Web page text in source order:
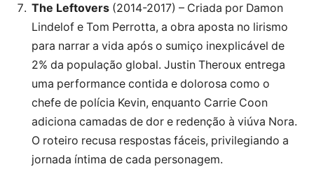
The Leftovers (2014-2017) – Criada por Damon
Lindelof e Tom Perrotta, a obra aposta no lirismo
para narrar a vida após o sumiço inexplicável de
2% da população global. Justin Theroux entrega
uma performance contida e dolorosa como o
chefe de polícia Kevin, enquanto Carrie Coon
adiciona camadas de dor e redenção à viúva Nora.
O roteiro recusa respostas fáceis, privilegiando a
jornada íntima de cada personagem.